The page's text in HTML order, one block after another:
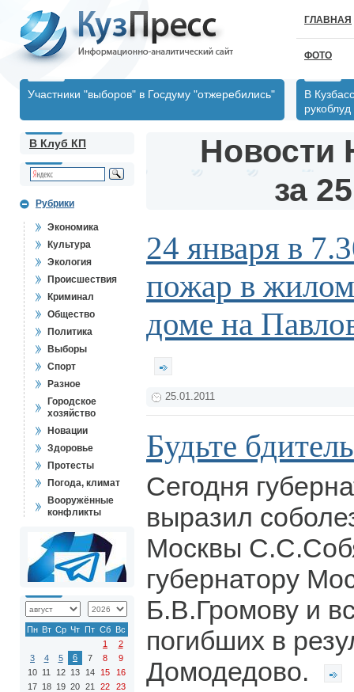
ГЛАВНАЯ
ФОТО
Участники "выборов" в Госдуму "отжеребились"
В
рукоблуд
В Клуб КП
Рубрики
Экономика
Культура
Экология
Происшествия
Криминал
Общество
Политика
Выборы
Спорт
Разное
Городское
хозяйство
Новации
Здоровье
Протесты
Погода, климат
Вооружённые
конфликты
Пн Вт Ср Чт Пт Сб Вс
1
2
3
4 5 6 7 8
9
10 11 12 13 14 15
16
17 18 19 20 21 22
23
Новости
за
24 января в
пожар в
доме на
25.01.2011
Будьте
Сегодня
выразил
Москвы
губернатору
Б.В.Громову и
погибших в
Домодедово.